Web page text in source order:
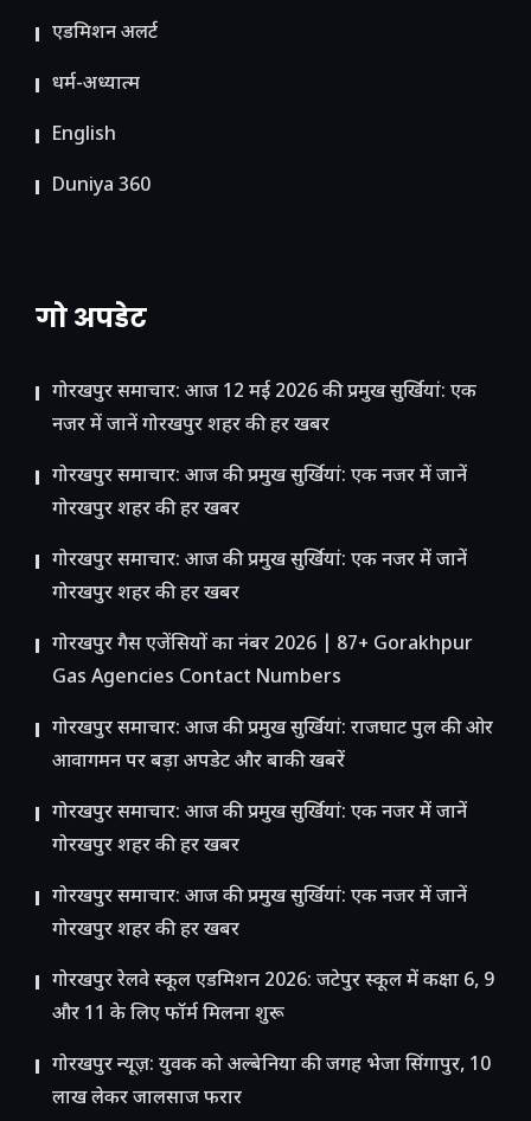
ए​डमिशन अलर्ट
धर्म-अध्यात्म
English
Duniya 360
गो अपडेट
गोरखपुर समाचार: आज 12 मई 2026 की प्रमुख सुर्खियां: एक
नजर में जानें गोरखपुर शहर की हर खबर
गोरखपुर समाचार: आज की प्रमुख सुर्खियां: एक नजर में जानें
गोरखपुर शहर की हर खबर
गोरखपुर समाचार: आज की प्रमुख सुर्खियां: एक नजर में जानें
गोरखपुर शहर की हर खबर
गोरखपुर गैस एजेंसियों का नंबर 2026 | 87+ Gorakhpur
Gas Agencies Contact Numbers
गोरखपुर समाचार: आज की प्रमुख सुर्खियां: राजघाट पुल की ओर
आवागमन पर बड़ा अपडेट और बाकी खबरें
गोरखपुर समाचार: आज की प्रमुख सुर्खियां: एक नजर में जानें
गोरखपुर शहर की हर खबर
गोरखपुर समाचार: आज की प्रमुख सुर्खियां: एक नजर में जानें
गोरखपुर शहर की हर खबर
गोरखपुर रेलवे स्कूल एडमिशन 2026: जटेपुर स्कूल में कक्षा 6, 9
और 11 के लिए फॉर्म मिलना शुरू
गोरखपुर न्यूज़: युवक को अल्बेनिया की जगह भेजा सिंगापुर, 10
लाख लेकर जालसाज फरार